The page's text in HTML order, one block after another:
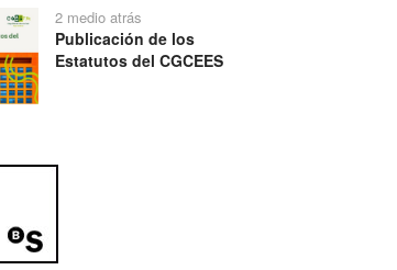
2 medio atrás
Publicación de los
Estatutos del CGCEES